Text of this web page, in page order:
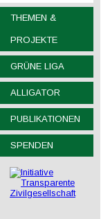
THEMEN &
PROJEKTE
GRÜNE LIGA
ALLIGATOR
PUBLIKATIONEN
SPENDEN